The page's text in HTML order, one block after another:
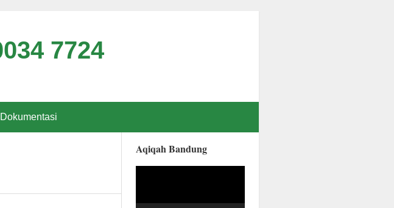
7724
Dokumentasi
Aqiqah Bandung